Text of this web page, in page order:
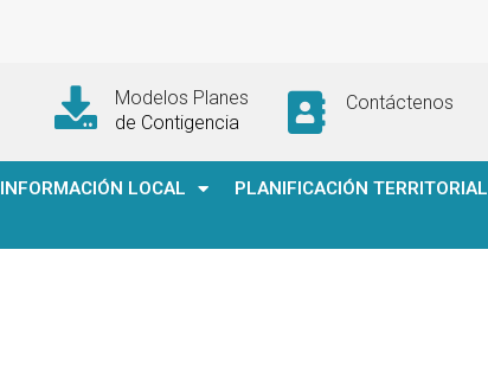
Modelos Planes
de Contigencia
Contáctenos
INFORMACIÓN LOCAL PLANIFICACIÓN TERRITORIAL